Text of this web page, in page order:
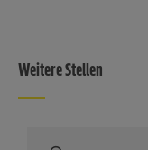
Weitere Stellen